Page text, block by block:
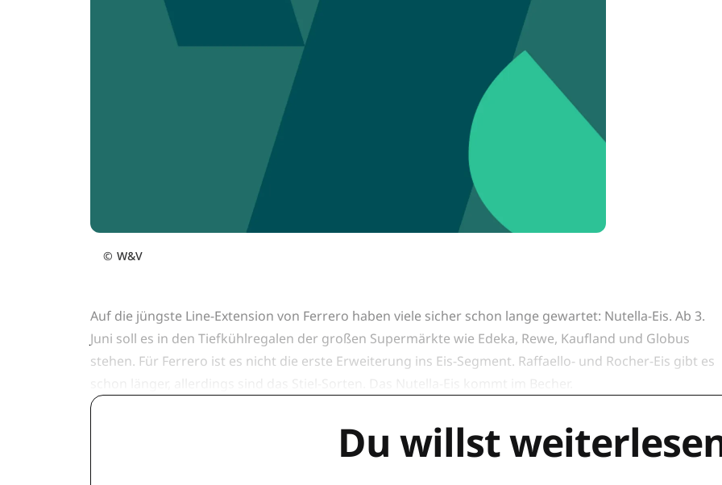
© W&V
Auf die jüngste Line-Extension von Ferrero haben viele sicher schon lange gewartet: Nutella-Eis. Ab 3.
Juni soll es in den Tiefkühlregalen der großen Supermärkte wie Edeka, Rewe, Kaufland und Globus
stehen. Für Ferrero ist es nicht die erste Erweiterung ins Eis-Segment. Raffaello- und Rocher-Eis gibt es
Du willst